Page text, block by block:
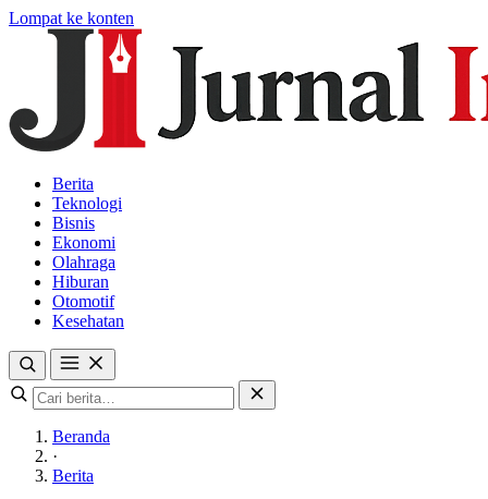
Lompat ke konten
Berita
Teknologi
Bisnis
Ekonomi
Olahraga
Hiburan
Otomotif
Kesehatan
Beranda
·
Berita